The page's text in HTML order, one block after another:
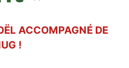
ACCOMPAGNÉ DE
!